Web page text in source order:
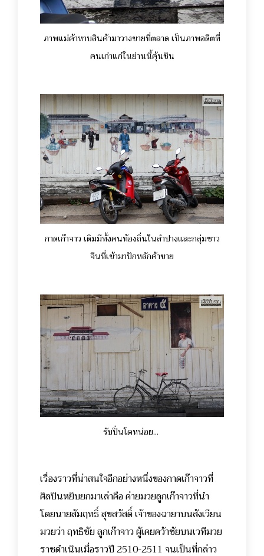
ภาพแม่ค้าหาบสินค้ามาวางขายที่ตลาด เป็นภาพอดีตที่
คนเก่าแก่ในย่านนี้คุ้นชิน
กาดเก๊าจาว เดิมมีทั้งคนท้องถิ่นในลำปางและกลุ่มชาว
จีนที่เข้ามาปักหลักค้าขาย
รับปิ่นโตหน่อย...
เรื่องราวที่น่าสนใจอีกอย่างหนึ่งของกาดเก๊าจาวที่
ศิลปินหยิบยกมาเล่าคือ ค่ายมวยลูกเก๊าจาวที่นำ
โดยนายสัมฤทธิ์ สุขสวัสดิ์ เจ้าของฉายาบนสังเวียน
มวยว่า ฤทธิชัย ลูกเก๊าจาว ผู้เคยคว้าชัยบนเวทีมวย
ราชดำเนินเมื่อราวปี 2510-2511 จนเป็นที่กล่าว